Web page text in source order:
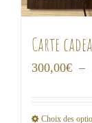
Carte
300,00€ –
Choix des